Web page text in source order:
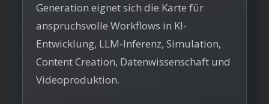
Generation eignet sich die Karte für
anspruchsvolle Workflows in KI-
Entwicklung, LLM-Inferenz, Simulation,
Content Creation, Datenwissenschaft und
Videoproduktion.